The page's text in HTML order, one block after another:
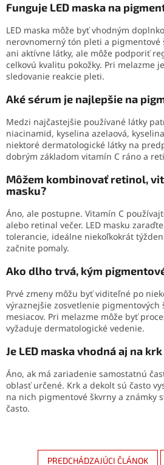
Funguje LED maska na
LED maska môže byť vhodným
nerovnomerný tón pleti a pigmentové
ani aktívne látky, ale môže podporiť
celkovú kvalitu pokožky. Pri melazme
sledovanie reakcie pleti.
Aké sérum je najlepšie na
Medzi najčastejšie používané látky
niacinamid, kyselina azelaová,
niektoré dermatologické látky na
dobrým základom vitamín C ráno a
Môžem kombinovať retinol,
masku?
Áno, ale postupne. Vitamín C
alebo retinal večer. LED masku
tolerancie, ideálne niekoľkokrát
začnite pomaly.
Ako dlho trvá, kým
Prvé zmeny môžu byť viditeľné po
výraznejšie zosvetlenie pigmentových
mesiacov. Pri melazme môže byť
vyžaduje dermatologické vedenie.
Je LED maska vhodná aj na
Áno, ak má zariadenie samostatnú
oblasť určené. Krk a dekolt sú často
na nich pigmentové škvrny a známky
často.
PREDCHÁDZAJÚCI ČLÁNOK